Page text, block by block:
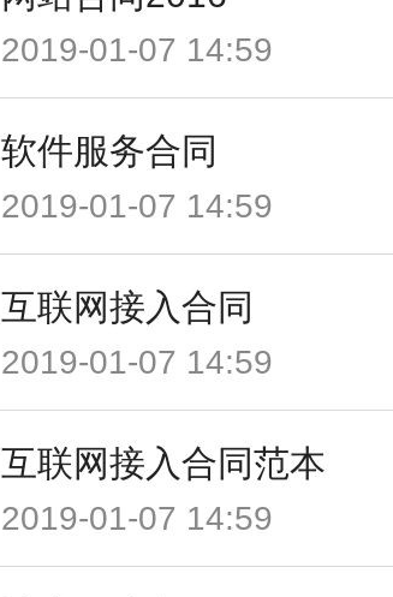
2019-01-07 14:59
软件服务合同
2019-01-07 14:59
互联网接入合同
2019-01-07 14:59
互联网接入合同范本
2019-01-07 14:59